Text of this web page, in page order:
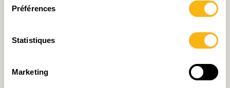
Préférences
Statistiques
Marketing